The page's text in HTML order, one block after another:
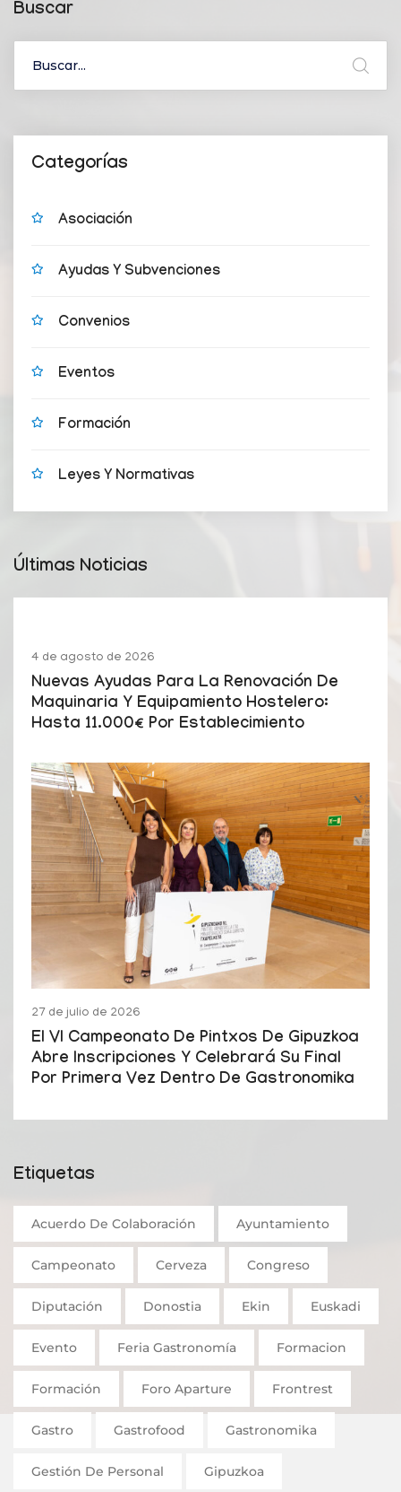
Buscar
Categorías
Asociación
Ayudas Y Subvenciones
Convenios
Eventos
Formación
Leyes Y Normativas
Últimas Noticias
4 de agosto de 2026
Nuevas Ayudas Para La Renovación De
Maquinaria Y Equipamiento Hostelero:
Hasta 11.000€ Por Establecimiento
27 de julio de 2026
El VI Campeonato De Pintxos De Gipuzkoa
Abre Inscripciones Y Celebrará Su Final
Por Primera Vez Dentro De Gastronomika
Etiquetas
Acuerdo De Colaboración Ayuntamiento
Campeonato Cerveza Congreso
Diputación Donostia Ekin Euskadi
Evento Feria Gastronomía Formacion
Formación Foro Aparture Frontrest
Gastro Gastrofood Gastronomika
Gestión De Personal Gipuzkoa